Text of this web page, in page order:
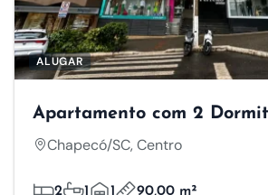
ALUGAR
Apartamento com 2
Chapecó/SC, Centro
2 1 1 90,00 m²